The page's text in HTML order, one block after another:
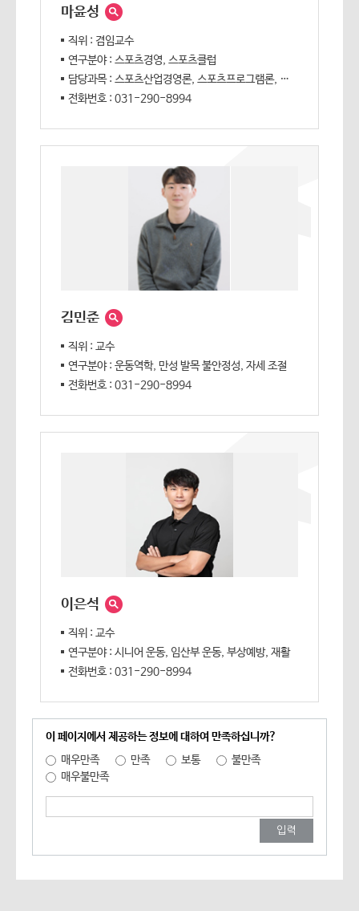
마윤성
직위 : 겸임교수
연구분야 : 스포츠경영, 스포츠클럽
담당과목 : 스포츠산업경영론, 스포츠프로그램론, 스포츠윤리
전화번호 : 031-290-8994
김민준
직위 : 교수
연구분야 : 운동역학, 만성 발목 불안정성, 자세 조절
전화번호 : 031-290-8994
이은석
직위 : 교수
연구분야 : 시니어 운동, 임산부 운동, 부상예방, 재활
전화번호 : 031-290-8994
이 페이지에서 제공하는 정보에 대하여 만족하십니까?
매우만족
만족 보통
불만족
매우불만족